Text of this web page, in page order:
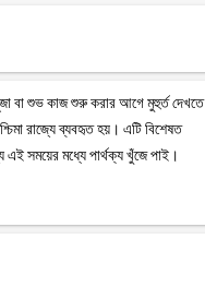
বা শুভ কাজ শুরু করার আগে মুহুর্ত দেখতে
রাজ্যে ব্যবহৃত হয়। এটি বিশেষত
এই সময়ের মধ্যে পার্থক্য খুঁজে পাই।